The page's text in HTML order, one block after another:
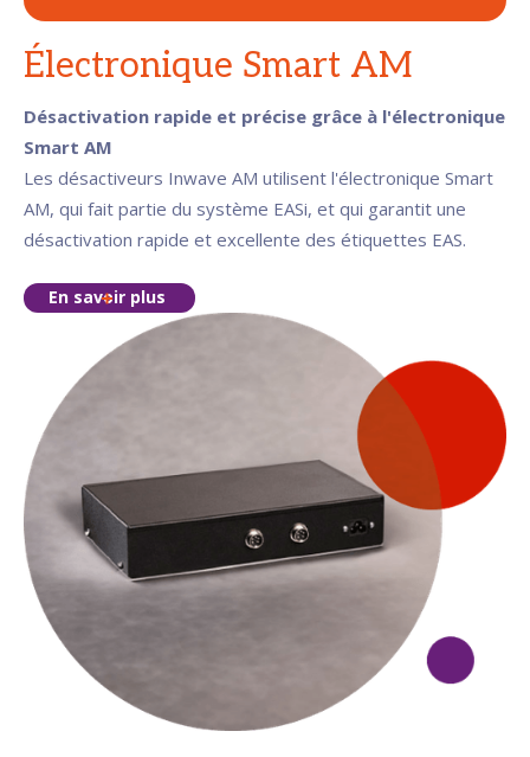
Électronique Smart AM
Désactivation rapide et précise grâce à l'électronique
Smart AM
Les désactiveurs Inwave AM utilisent l'électronique Smart
AM, qui fait partie du système EASi, et qui garantit une
désactivation rapide et excellente des étiquettes EAS.
En savoir plus